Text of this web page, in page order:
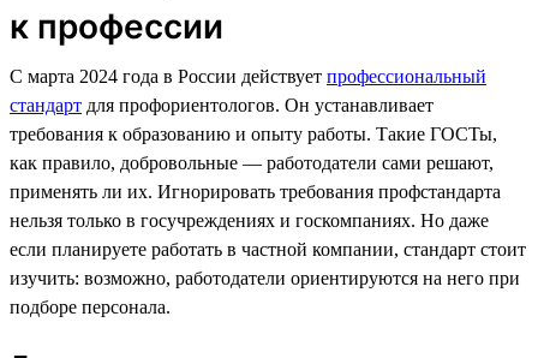
к профессии
С марта 2024 года в России действует профессиональный
стандарт для профориентологов. Он устанавливает
требования к образованию и опыту работы. Такие ГОСТы,
как правило, добровольные — работодатели сами решают,
применять ли их. Игнорировать требования профстандарта
нельзя только в госучреждениях и госкомпаниях. Но даже
если планируете работать в частной компании, стандарт стоит
изучить: возможно, работодатели ориентируются на него при
подборе персонала.